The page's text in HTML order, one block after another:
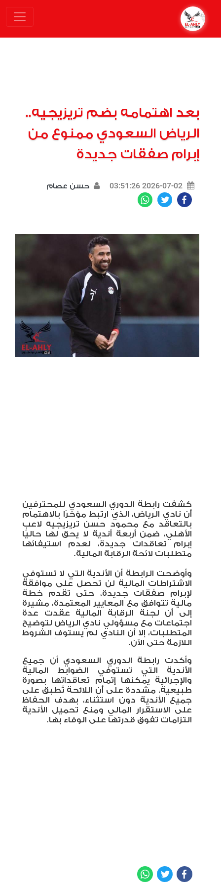
بعد اهتمامه بضم تريزيجيه..
الرياض السعودي ممنوع من
إبرام صفقات جديدة
2026-07-02 03:51:26 حسن عصام
Facebook
Twitter
كشفت رابطة الدوري السعودي للمحترفين
أن نادي الرياض، الذي ارتبط مؤخرًا بالاهتمام
بالتعاقد مع محمود حسن تريزيجيه لاعب
الأهلي، ضمن أربعة أندية لا يحق لها حاليًا
إبرام تعاقدات جديدة، لعدم استيفائها
متطلبات لائحة الرقابة المالية.
وأوضحت الرابطة أن الأندية التي لا تستوفي
الاشتراطات المالية لن تحصل على موافقة
لإبرام صفقات جديدة، حتى تقدم خطة
مالية تتوافق مع المعايير المعتمدة، مشيرة
إلى أن لجنة الرقابة المالية عقدت عدة
اجتماعات مع مسؤولي نادي الرياض لتوضيح
المتطلبات، إلا أن النادي لم يستوفِ الشروط
اللازمة حتى الآن.
وأكدت رابطة الدوري السعودي أن جميع
الأندية التي تستوفي الضوابط المالية
والإجرائية يمكنها إتمام تعاقداتها بصورة
طبيعية، مشددة على أن اللائحة تُطبق على
جميع الأندية دون استثناء، بهدف الحفاظ
على الاستقرار المالي ومنع تحميل الأندية
التزامات تفوق قدرتها على الوفاء بها.
Facebook
Twitter